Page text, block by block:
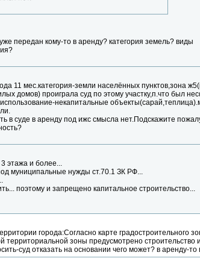
передан кому-то в аренду? категория земель? виды
11 мес.категория-земли населённых пунктов,зона
домов) проиграла суд по этому участку,п.что был
некапитальные
в суде в аренду под ижс смысла нет.Подскажите
этажа и более...
муниципальные нужды ст.70.1 ЗК РФ...
поэтому и запрещено капитальное строительство...
города:Согласно карте градостроительного
территориальной зоны предусмотрено
суд отказать на основании чего может? в аренду-